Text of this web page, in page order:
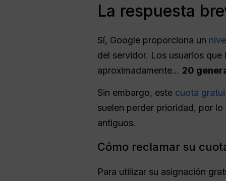
La respuesta
Sí, Google proporciona un
del servidor. Los usuarios
aproximadamente... 20
Sin embargo, este cuota
suelen perder prioridad, por
antiguos.
Cómo reclamar su
Para utilizar su asignación